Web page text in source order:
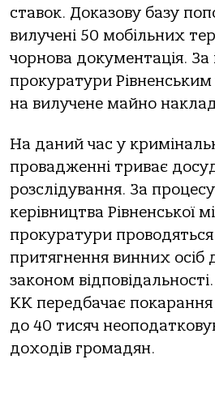
ставок. Доказову базу
вилучені 50 мобільних
чорнова документація. За
прокуратури
на вилучене майно
На даний час у
провадженні триває
розслідування. За
керівництва Рівненської
прокуратури проводяться
притягнення винних осіб
законом
КК передбачає
до 40 тисяч
доходів громадян.